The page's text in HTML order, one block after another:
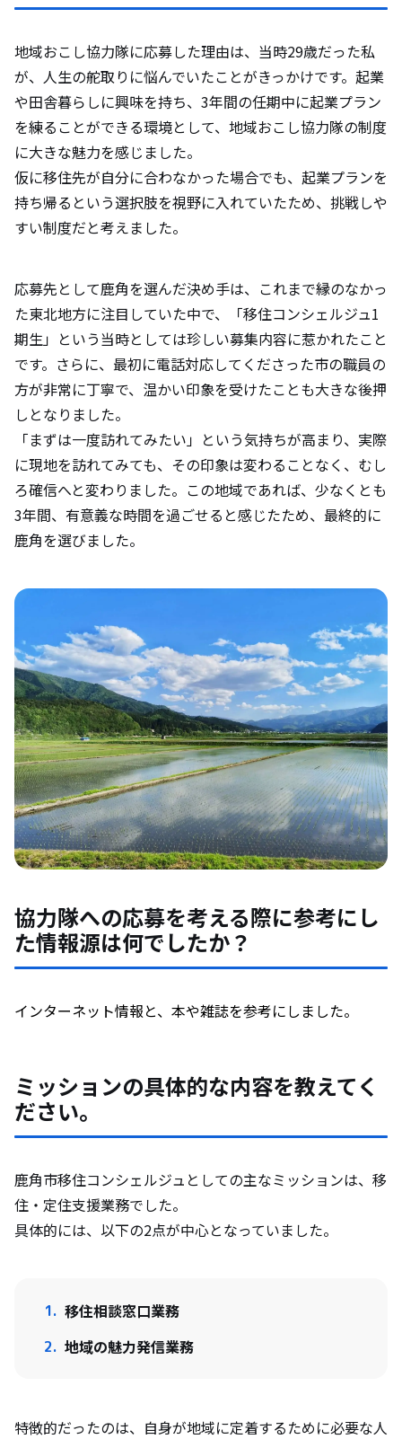
んだことや感じたことはありますか？
卒隊後のお仕事について教えてください。
卒隊後の進路に、最も影響を与えた出来事
や考えは何ですか？
のような成長を感じますか？
今後の展望や目標があれば教えてくださ
い。
今後地域おこし協力隊を目指す人にアドバ
イスをお願いします。
地域おこし協力隊に応募した理由は、当時29歳だった私
が、人生の舵取りに悩んでいたことがきっかけです。起業
や田舎暮らしに興味を持ち、3年間の任期中に起業プラン
を練ることができる環境として、地域おこし協力隊の制度
に大きな魅力を感じました。
仮に移住先が自分に合わなかった場合でも、起業プランを
持ち帰るという選択肢を視野に入れていたため、挑戦しや
すい制度だと考えました。
応募先として鹿角を選んだ決め手は、これまで縁のなかっ
た東北地方に注目していた中で、「移住コンシェルジュ1
期生」という当時としては珍しい募集内容に惹かれたこと
です。さらに、最初に電話対応してくださった市の職員の
方が非常に丁寧で、温かい印象を受けたことも大きな後押
しとなりました。
「まずは一度訪れてみたい」という気持ちが高まり、実際
に現地を訪れてみても、その印象は変わることなく、むし
ろ確信へと変わりました。この地域であれば、少なくとも
3年間、有意義な時間を過ごせると感じたため、最終的に
鹿角を選びました。
協力隊への応募を考える際に参考にし
た情報源は何でしたか？
インターネット情報と、本や雑誌を参考にしました。
ミッションの具体的な内容を教えてく
ださい。
鹿角市移住コンシェルジュとしての主なミッションは、移
住・定住支援業務でした。
具体的には、以下の2点が中心となっていました。
移住相談窓口業務
地域の魅力発信業務
特徴的だったのは、自身が地域に定着するために必要な人